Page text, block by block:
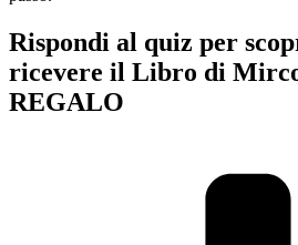
Rispondi al quiz per
ricevere il Libro di
REGALO